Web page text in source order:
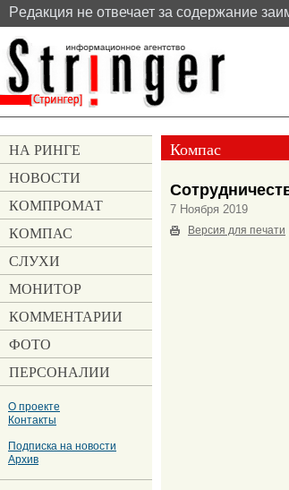
Pедакция не отвечает за содержание
Компас
7 Ноября 2019
Версия для печати
НА РИНГЕ
НОВОСТИ
КОМПРОМАТ
КОМПАС
СЛУХИ
МОНИТОР
КОММЕНТАРИИ
ФОТО
ПЕРСОНАЛИИ
О проекте
Контакты
Подписка на новости
Архив